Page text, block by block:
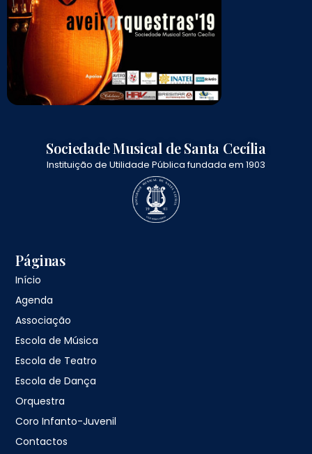
Sociedade Musical de Santa Cecília
Instituição de Utilidade Pública fundada em 1903
Páginas
Início
Agenda
Associação
Escola de Música
Escola de Teatro
Escola de Dança
Orquestra
Coro Infanto-Juvenil
Contactos